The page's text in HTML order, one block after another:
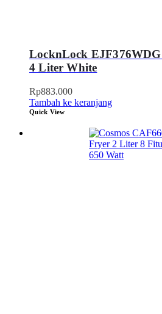
LocknLock
4 Liter White
Rp883.000
Tambah ke keranjang
Quick View